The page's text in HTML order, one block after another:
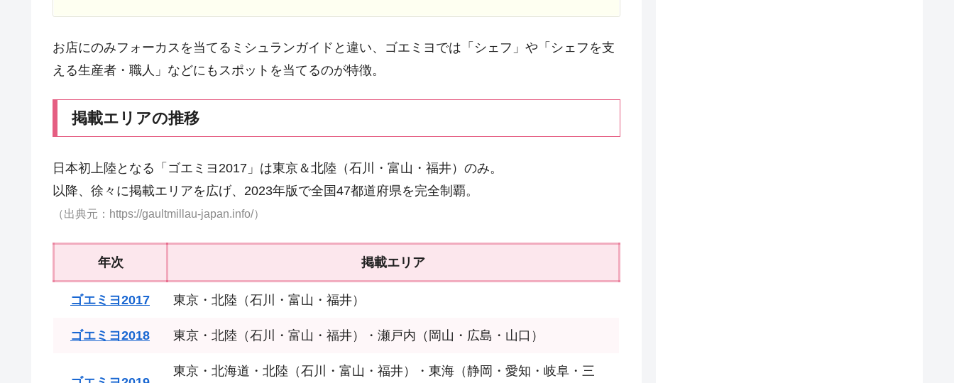
お店にのみフォーカスを当てるミシュランガイドと違い、ゴエミヨでは「シェフ」や「シェフを支
える生産者・職人」などにもスポットを当てるのが特徴。
掲載エリアの推移
日本初上陸となる「ゴエミヨ2017」は東京＆北陸（石川・富山・福井）のみ。
以降、徐々に掲載エリアを広げ、2023年版で全国47都道府県を完全制覇。
（出典元：https://gaultmillau-japan.info/）
年次 掲載エリア
ゴエミヨ2017 東京・北陸（石川・富山・福井）
ゴエミヨ2018 東京・北陸（石川・富山・福井）・瀬戸内（岡山・広島・山口）
東京・北海道・北陸（石川・富山・福井）・東海（静岡・愛知・岐阜・三